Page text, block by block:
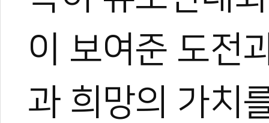
이 보여준 도전
과 희망의 가치